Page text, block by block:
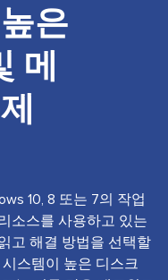
은
메
10, 8 또는 7의 작업
소스를 사용하고 있는
고 해결 방법을 선택할
스템이 높은 디스크